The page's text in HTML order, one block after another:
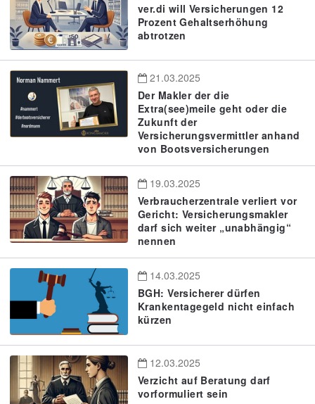
ver.di will Versicherungen 12
Prozent Gehaltserhöhung
abtrotzen
21.03.2025
Der Makler der die
Extra(see)meile geht oder die
Zukunft der
Versicherungsvermittler anhand
von Bootsversicherungen
19.03.2025
Verbraucherzentrale verliert vor
Gericht: Versicherungsmakler
darf sich weiter „unabhängig“
nennen
14.03.2025
BGH: Versicherer dürfen
Krankentagegeld nicht einfach
kürzen
12.03.2025
Verzicht auf Beratung darf
vorformuliert sein